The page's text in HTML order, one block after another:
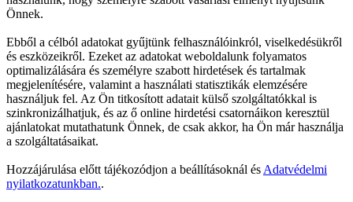
Önnek.
Ebből a célból adatokat gyűjtünk felhasználóinkról, viselkedésükről
és eszközeikről. Ezeket az adatokat weboldalunk folyamatos
optimalizálására és személyre szabott hirdetések és tartalmak
megjelenítésére, valamint a használati statisztikák elemzésére
használjuk fel. Az Ön titkosított adatait külső szolgáltatókkal is
szinkronizálhatjuk, és az ő online hirdetési csatornáikon keresztül
ajánlatokat mutathatunk Önnek, de csak akkor, ha Ön már használja
a szolgáltatásaikat.
Hozzájárulása előtt tájékozódjon a beállításoknál és Adatvédelmi
nyilatkozatunkban..